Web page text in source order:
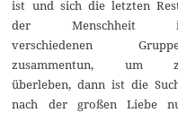
ist und sich die letzten
der Menschheit
verschiedenen
zusammentun, um
überleben, dann ist die
nach der großen Liebe